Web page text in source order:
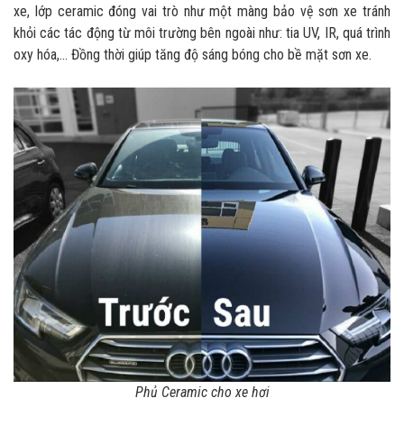
xe, lớp ceramic đóng vai trò như một màng bảo vệ sơn xe tránh
khỏi các tác động từ môi trường bên ngoài như: tia UV, IR, quá trình
oxy hóa,... Đồng thời giúp tăng độ sáng bóng cho bề mặt sơn xe.
Phủ Ceramic cho xe hơi